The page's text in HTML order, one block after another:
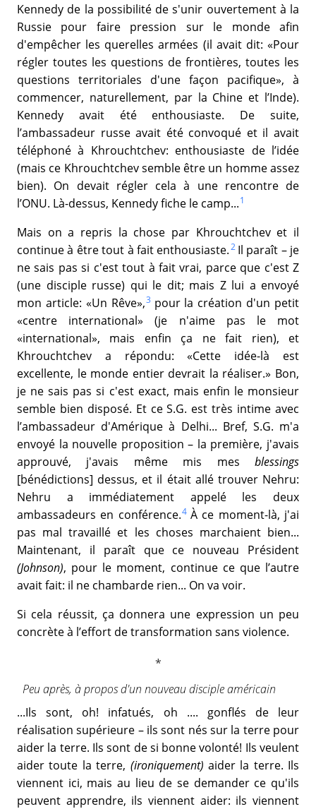
Kennedy de la possibilité de s'unir ouvertement à la
Russie pour faire pression sur le monde afin
d'empêcher les querelles armées (il avait dit: «Pour
régler toutes les questions de frontières, toutes les
questions territoriales d'une façon pacifique», à
commencer, naturellement, par la Chine et l’Inde).
Kennedy avait été enthousiaste. De suite,
l’ambassadeur russe avait été convoqué et il avait
téléphoné à Khrouchtchev: enthousiaste de l’idée
(mais ce Khrouchtchev semble être un homme assez
bien). On devait régler cela à une rencontre de
l’ONU. Là-dessus, Kennedy fiche le camp...1
Mais on a repris la chose par Khrouchtchev et il
continue à être tout à fait enthousiaste.2Il paraît – je
ne sais pas si c'est tout à fait vrai, parce que c'est Z
(une disciple russe) qui le dit; mais Z lui a envoyé
mon article: «Un Rêve»,3pour la création d'un petit
«centre international» (je n'aime pas le mot
«international», mais enfin ça ne fait rien), et
Khrouchtchev a répondu: «Cette idée-là est
excellente, le monde entier devrait la réaliser.» Bon,
je ne sais pas si c'est exact, mais enfin le monsieur
semble bien disposé. Et ce S.G. est très intime avec
l’ambassadeur d'Amérique à Delhi... Bref, S.G. m'a
envoyé la nouvelle proposition – la première, j'avais
approuvé, j'avais même mis mes blessings
[bénédictions] dessus, et il était allé trouver Nehru:
Nehru a immédiatement appelé les deux
ambassadeurs en conférence.4À ce moment-là, j'ai
pas mal travaillé et les choses marchaient bien...
Maintenant, il paraît que ce nouveau Président
(Johnson), pour le moment, continue ce que l’autre
avait fait: il ne chambarde rien... On va voir.
Si cela réussit, ça donnera une expression un peu
concrète à l’effort de transformation sans violence.
Peu après, à propos d'un nouveau disciple américain
...Ils sont, oh! infatués, oh .... gonflés de leur
réalisation supérieure – ils sont nés sur la terre pour
aider la terre. Ils sont de si bonne volonté! Ils veulent
aider toute la terre, (ironiquement) aider la terre. Ils
viennent ici, mais au lieu de se demander ce qu'ils
peuvent apprendre, ils viennent aider: ils viennent